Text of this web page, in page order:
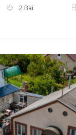
2 Bai